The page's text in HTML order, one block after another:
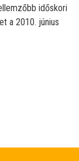
időskori
a 2010. június